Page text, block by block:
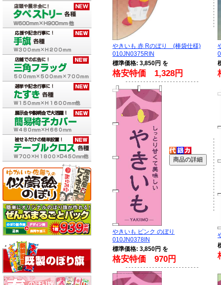
やきいも 赤 Rのぼり (棒袋仕様)
010JN0375RIN
標準価格: 3,850円 を
格安特価 1,328円
やきいも ピンク のぼり
010JN0378IN
標準価格: 3,850円 を
格安特価 970円